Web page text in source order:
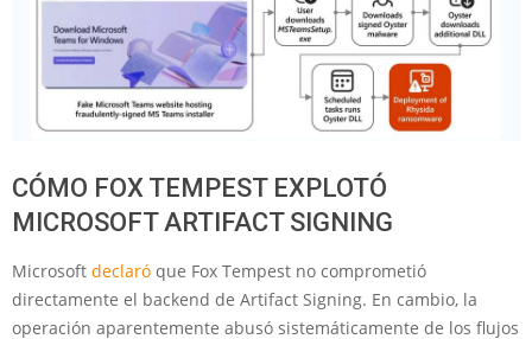
CÓMO FOX TEMPEST EXPLOTÓ
MICROSOFT ARTIFACT SIGNING
Microsoft declaró que Fox Tempest no comprometió
directamente el backend de Artifact Signing. En cambio, la
operación aparentemente abusó sistemáticamente de los flujos